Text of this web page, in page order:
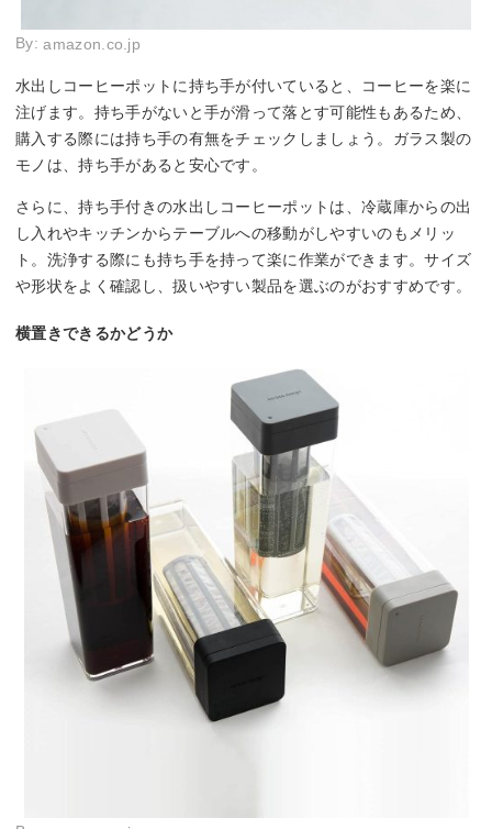
By:amazon.co.jp
水出しコーヒーポットに持ち手が付いていると、コーヒーを楽に
注げます。持ち手がないと手が滑って落とす可能性もあるため、
購入する際には持ち手の有無をチェックしましょう。ガラス製の
モノは、持ち手があると安心です。
さらに、持ち手付きの水出しコーヒーポットは、冷蔵庫からの出
し入れやキッチンからテーブルへの移動がしやすいのもメリッ
ト。洗浄する際にも持ち手を持って楽に作業ができます。サイズ
や形状をよく確認し、扱いやすい製品を選ぶのがおすすめです。
横置きできるかどうか